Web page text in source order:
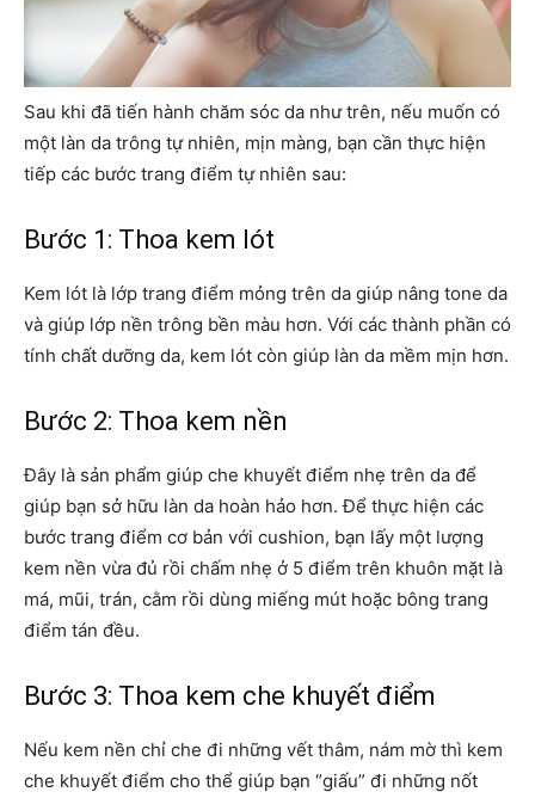
Sau khi đã tiến hành chăm sóc da như trên, nếu muốn có
một làn da trông tự nhiên, mịn màng, bạn cần thực hiện
tiếp các bước trang điểm tự nhiên sau:
Bước 1: Thoa kem lót
Kem lót là lớp trang điểm mỏng trên da giúp nâng tone da
và giúp lớp nền trông bền màu hơn. Với các thành phần có
tính chất dưỡng da, kem lót còn giúp làn da mềm mịn hơn.
Bước 2: Thoa kem nền
Đây là sản phẩm giúp che khuyết điểm nhẹ trên da để
giúp bạn sở hữu làn da hoàn hảo hơn. Để thực hiện các
bước trang điểm cơ bản với cushion, bạn lấy một lượng
kem nền vừa đủ rồi chấm nhẹ ở 5 điểm trên khuôn mặt là
má, mũi, trán, cằm rồi dùng miếng mút hoặc bông trang
điểm tán đều.
Bước 3: Thoa kem che khuyết điểm
Nếu kem nền chỉ che đi những vết thâm, nám mờ thì kem
che khuyết điểm cho thể giúp bạn “giấu” đi những nốt